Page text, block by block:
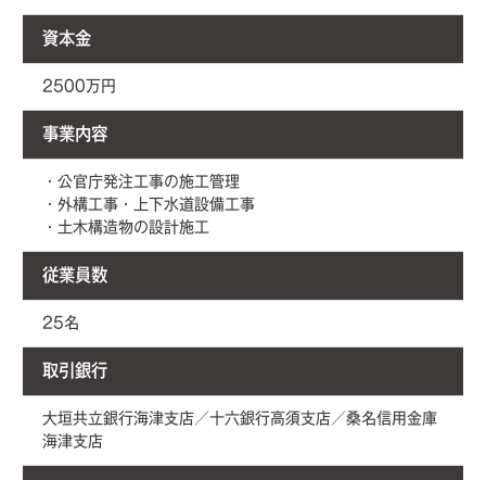
資本金
2500万円
事業内容
・公官庁発注工事の施工管理
・外構工事・上下水道設備工事
・土木構造物の設計施工
従業員数
25名
取引銀行
大垣共立銀行海津支店／十六銀行高須支店／桑名信用金庫
海津支店